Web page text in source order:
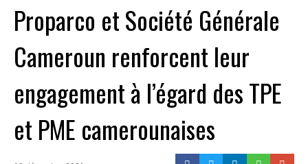
Proparco et Société Générale
Cameroun renforcent leur
engagement à l’égard des TPE
et PME camerounaises